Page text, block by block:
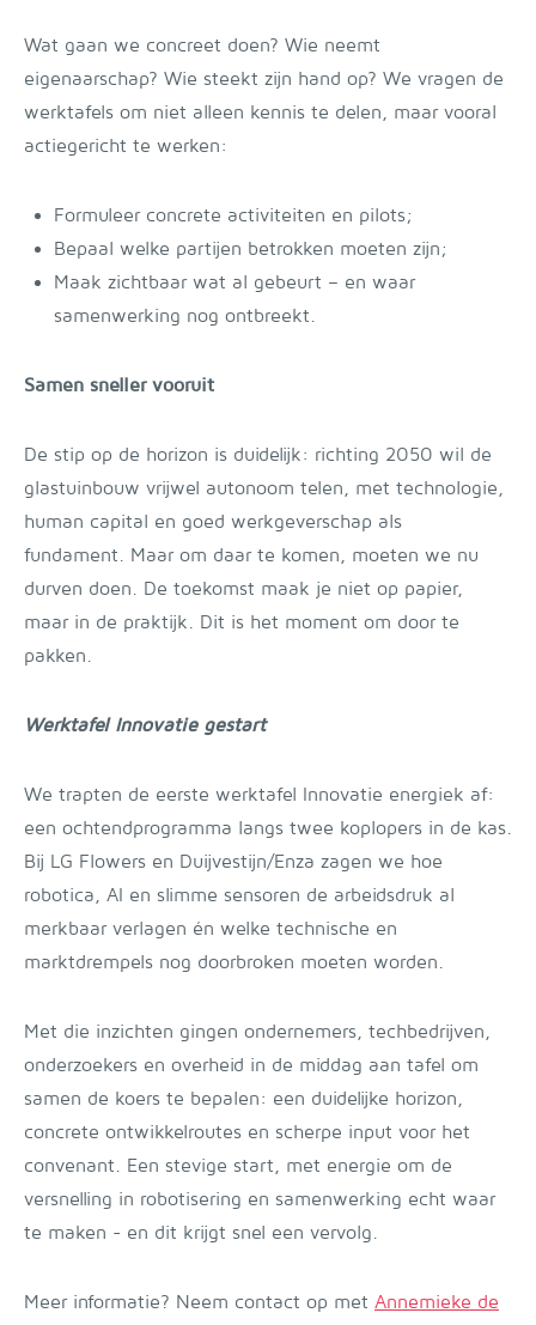
Wat gaan we concreet doen? Wie neemt
eigenaarschap? Wie steekt zijn hand op? We vragen de
werktafels om niet alleen kennis te delen, maar vooral
actiegericht te werken:
Formuleer concrete activiteiten en pilots;
Bepaal welke partijen betrokken moeten zijn;
Maak zichtbaar wat al gebeurt – en waar
samenwerking nog ontbreekt.
Samen sneller vooruit
De stip op de horizon is duidelijk: richting 2050 wil de
glastuinbouw vrijwel autonoom telen, met technologie,
human capital en goed werkgeverschap als
fundament. Maar om daar te komen, moeten we nu
durven doen. De toekomst maak je niet op papier,
maar in de praktijk. Dit is het moment om door te
pakken.
Werktafel Innovatie gestart
We trapten de eerste werktafel Innovatie energiek af:
een ochtendprogramma langs twee koplopers in de kas.
Bij LG Flowers en Duijvestijn/Enza zagen we hoe
robotica, AI en slimme sensoren de arbeidsdruk al
merkbaar verlagen én welke technische en
marktdrempels nog doorbroken moeten worden.
Met die inzichten gingen ondernemers, techbedrijven,
onderzoekers en overheid in de middag aan tafel om
samen de koers te bepalen: een duidelijke horizon,
concrete ontwikkelroutes en scherpe input voor het
convenant. Een stevige start, met energie om de
versnelling in robotisering en samenwerking echt waar
te maken - en dit krijgt snel een vervolg.
Meer informatie? Neem contact op met Annemieke de